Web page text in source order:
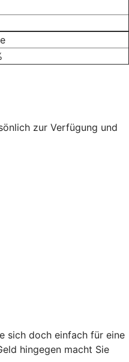
zur Verfügung und
sich doch einfach für eine
hingegen macht Sie